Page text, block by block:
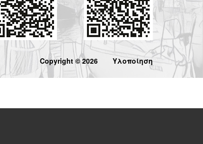
Copyright © 2026 Υλοποίηση